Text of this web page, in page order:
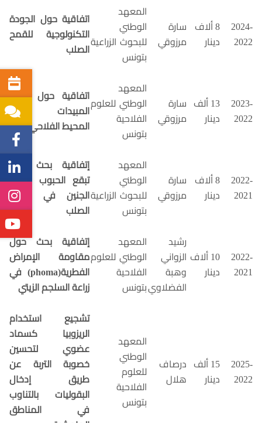
اتفاقية حول الجودة
التكنولوجية للقمح
الصلب
المعهد
الوطني
للبحوث الزراعية
بتونس
سارة
مرزوقي
8 ألاف
دينار
2024-
2022
اتفاقية حول تاثير
المبيدات على
المحيط الفلاحي
المعهد
الوطني للعلوم
الفلاحية
بتونس
سارة
مرزوقي
13 ألف
دينار
2023-
2022
إتفاقية بحث حول
تبقع الحبوب وتلون
الجنين في القمح
الصلب
المعهد
الوطني
للبحوث الزراعية
بتونس
سارة
مرزوقي
8 ألاف
دينار
2022-
2021
إتفاقية بحث حول
مقاومة الإمراض
الفطرية(phoma) في
زراعة السلجم
لزيتي
المعهد
الوطني للعلوم
الفلاحية
بتونس
رشيد
الزواني
وهبة
الفضلاوي
10 ألاف
دينار
2022-
2021
تشجيع استخدام
الريزوبيا كسماد
عضوي لتحسين
خصوبة التربة عن
طريق إدخال
البقوليات بالتناوب
في المناطق
المعهد
الوطني
للعلوم
الفلاحية
بتونس
درصاف
هلال
15 ألف
دينار
2025-
2022